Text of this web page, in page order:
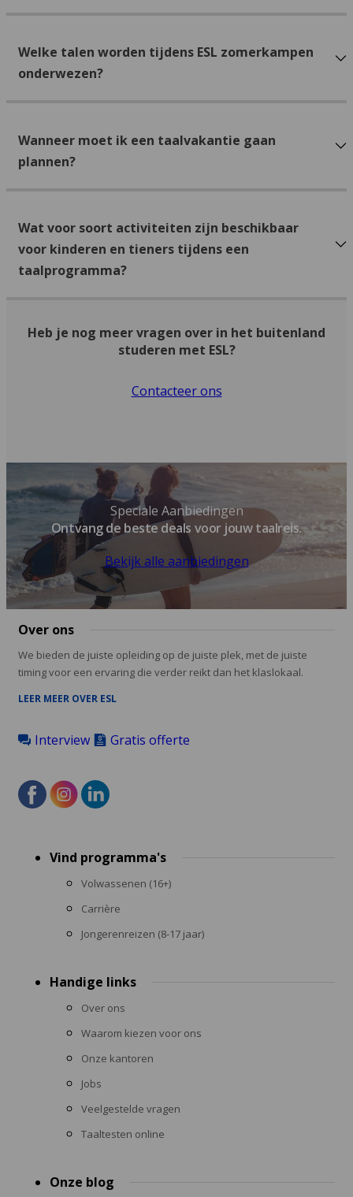
Welke talen worden tijdens ESL zomerkampen
onderwezen?
Wanneer moet ik een taalvakantie gaan
plannen?
Wat voor soort activiteiten zijn beschikbaar
voor kinderen en tieners tijdens een
taalprogramma?
Heb je nog meer vragen over in het buitenland
studeren met ESL?
Contacteer ons
Speciale Aanbiedingen
Ontvang de beste deals voor jouw taalreis.
Bekijk alle aanbiedingen
Over ons
We bieden de juiste opleiding op de juiste plek, met de juiste
timing voor een ervaring die verder reikt dan het klaslokaal.
LEER MEER OVER ESL
Interview Gratis offerte
menuVind programma's
Volwassenen (16+)
Carrière
Jongerenreizen (8-17 jaar)
Handige links
Over ons
Waarom kiezen voor ons
Onze kantoren
Jobs
Veelgestelde vragen
Taaltesten online
Onze blog